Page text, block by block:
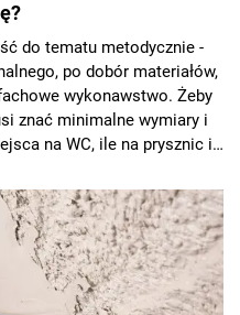
do tematu metodycznie -
po dobór materiałów,
wykonawstwo. Żeby
znać minimalne wymiary i
na WC, ile na prysznic i
sprzęty sprawią, że nawet
użytkowania, łatwa do
wyposażenia.